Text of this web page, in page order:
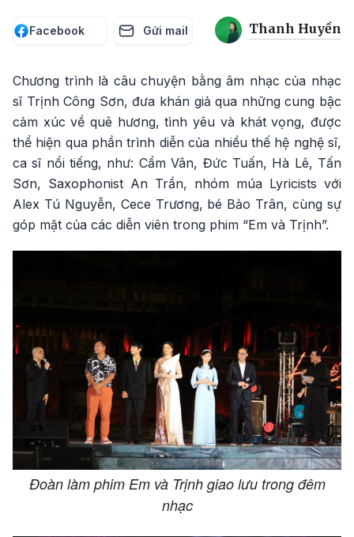
Facebook Gửi mail Thanh Huyền
Chương trình là câu chuyện bằng âm nhạc của nhạc
sĩ Trịnh Công Sơn, đưa khán giả qua những cung bậc
cảm xúc về quê hương, tình yêu và khát vọng, được
thể hiện qua phần trình diễn của nhiều thế hệ nghệ sĩ,
ca sĩ nổi tiếng, như: Cẩm Vân, Đức Tuấn, Hà Lê, Tấn
Sơn, Saxophonist An Trần, nhóm múa Lyricists với
Alex Tú Nguyễn, Cece Trương, bé Bảo Trân, cùng sự
góp mặt của các diễn viên trong phim “Em và Trịnh”.
Đoàn làm phim Em và Trịnh giao lưu trong đêm
nhạc